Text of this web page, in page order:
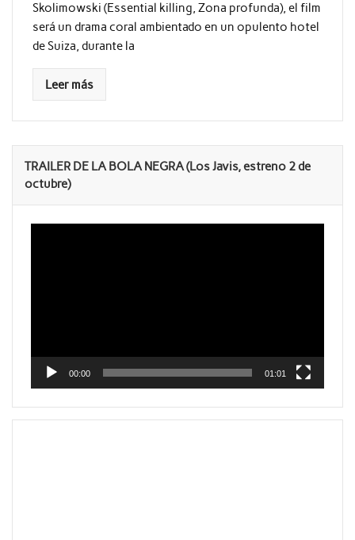
Skolimowski (Essential killing, Zona profunda), el film
será un drama coral ambientado en un opulento hotel
de Suiza, durante la
Leer más
TRAILER DE LA BOLA NEGRA (Los Javis, estreno 2 de
octubre)
Reproductor
00:00 01:01